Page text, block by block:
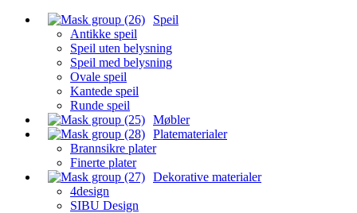
Speil
Antikke speil
Speil uten belysning
Speil med belysning
Ovale speil
Kantede speil
Runde speil
Møbler
Platematerialer
Brannsikre plater
Finerte plater
Dekorative materialer
4design
SIBU Design